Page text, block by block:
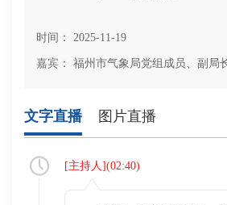
时间： 2025-11-19
嘉宾： 福州市气象局党组成员、副局
文字直播 图片直播
[主持人](02:40)